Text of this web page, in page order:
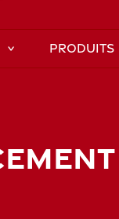
PRODUITS